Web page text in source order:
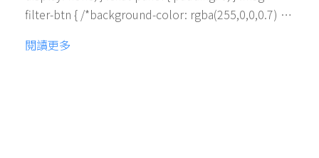
filter-btn { /*background-color: rgba(255,0,0,0.7) …
閱讀更多